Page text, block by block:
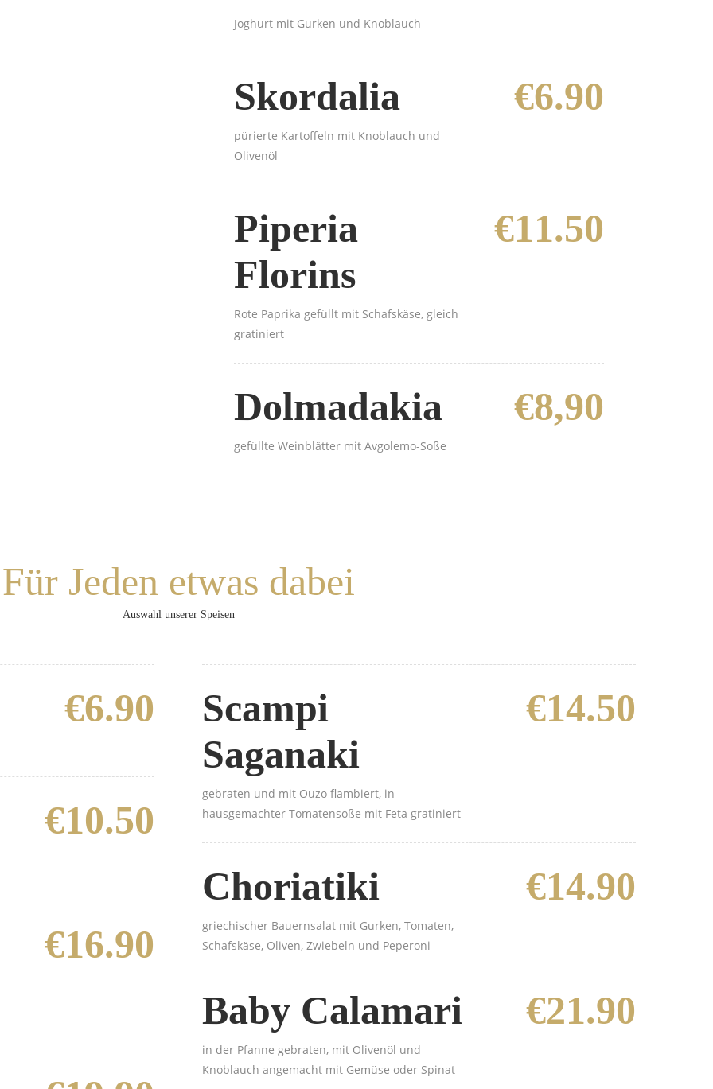
Joghurt mit Gurken und Knoblauch
Skordalia
pürierte Kartoffeln mit Knoblauch und
Olivenöl
€6.90
Piperia
Florins
Rote Paprika gefüllt mit Schafskäse, gleich
gratiniert
€11.50
Dolmadakia
gefüllte Weinblätter mit Avgolemo-Soße
€8,90
Für Jeden etwas dabei
Auswahl unserer Speisen
€6.90
€10.50
€16.90
Scampi
Saganaki
gebraten und mit Ouzo flambiert, in
hausgemachter Tomatensoße mit Feta gratiniert
€14.50
Choriatiki
griechischer Bauernsalat mit Gurken, Tomaten,
Schafskäse, Oliven, Zwiebeln und Peperoni
€14.90
Baby Calamari
in der Pfanne gebraten, mit Olivenöl und
Knoblauch angemacht mit Gemüse oder Spinat
€21.90